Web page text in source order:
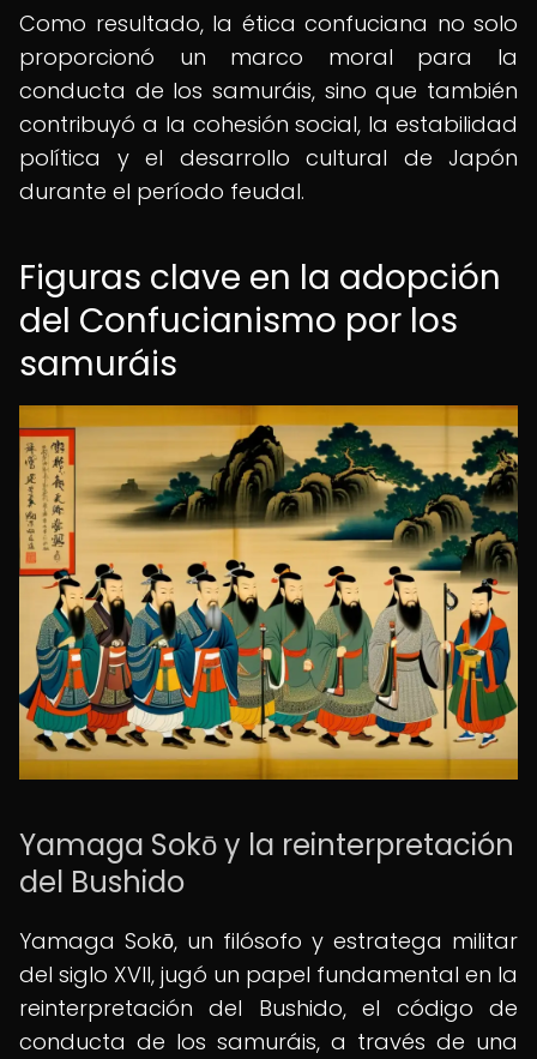
Como resultado, la ética confuciana no solo
proporcionó un marco moral para la
conducta de los samuráis, sino que también
contribuyó a la cohesión social, la estabilidad
política y el desarrollo cultural de Japón
durante el período feudal.
Figuras clave en la adopción
del Confucianismo por los
samuráis
Yamaga Sokō y la reinterpretación
del Bushido
Yamaga Sokō, un filósofo y estratega militar
del siglo XVII, jugó un papel fundamental en la
reinterpretación del Bushido, el código de
conducta de los samuráis, a través de una